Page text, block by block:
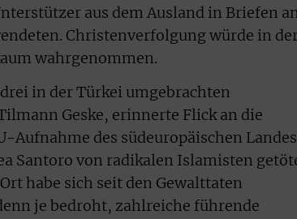
aus dem Ausland in Briefen
Christenverfolgung würde in
wahrgenommen.
in der Türkei umgebrachten
Geske, erinnerte Flick an die
des südeuropäischen
Santoro von radikalen Islamisten
habe sich seit den Gewalttaten
je bedroht, zahlreiche führende